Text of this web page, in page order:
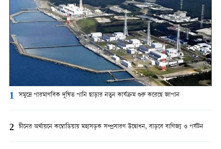
1 সমুদ্রে পারমাণবিক দূষিত পানি ছাড়ার নতুন কার্যক্রম শুরু করেছে জাপান
2 চীনের অর্থায়নে কম্বোডিয়ায় মহাসড়ক সম্প্রসারণ উদ্বোধন, বাড়বে বাণিজ্য ও পর্যটন